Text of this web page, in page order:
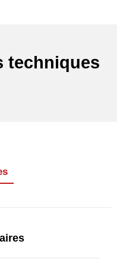
techniques